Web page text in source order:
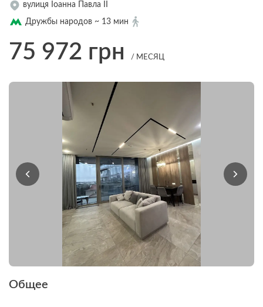
вулиця Іоанна Павла II
Дружбы народов ~ 13 мин
75 972 грн / МЕСЯЦ
Общее